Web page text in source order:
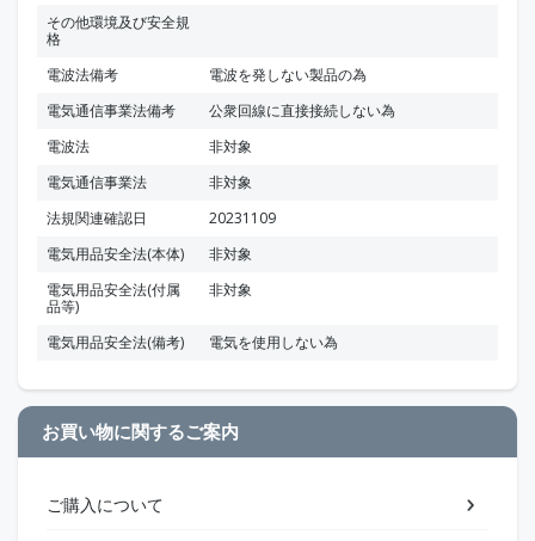
その他環境及び安全規
格
電波法備考
電波を発しない製品の為
電気通信事業法備考
公衆回線に直接接続しない為
電波法
非対象
電気通信事業法
非対象
法規関連確認日
20231109
電気用品安全法(本体)
非対象
電気用品安全法(付属
品等)
非対象
電気用品安全法(備考) 電気を使用しない為
お買い物に関するご案内
ご購入について